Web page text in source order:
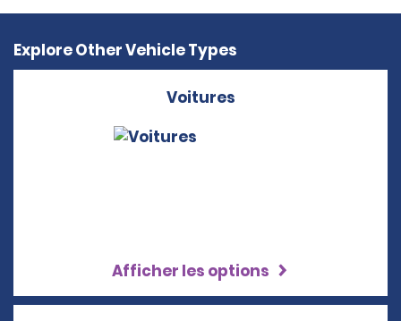
Explore Other Vehicle Types
Voitures
Afficher les options